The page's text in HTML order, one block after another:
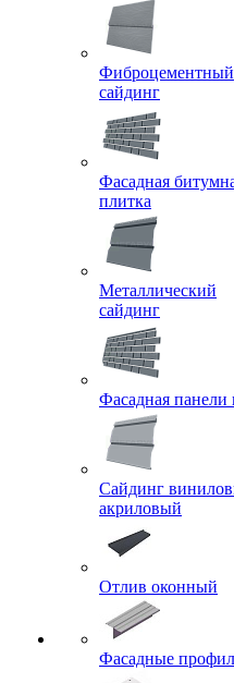
Фиброцементный
сайдинг
Фасадная
плитка
Металлический
сайдинг
Фасадная панели
Сайдинг
акриловый
Отлив оконный
Фасадные